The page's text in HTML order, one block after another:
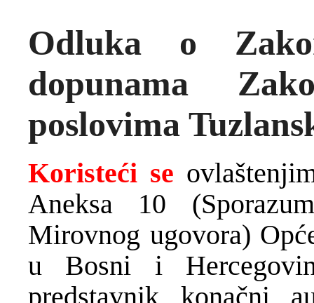
Odluka o
dopunama
poslovima
Koristeći se
Aneksa 10
Mirovnog ugovora)
u Bosni i
predstavnik konačni